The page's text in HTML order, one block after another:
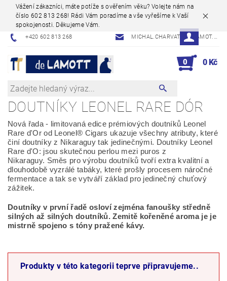
Vážení zákazníci, máte potíže s ověřením věku? Volejte nám na
číslo 602 813 268! Rádi Vám poradíme a vše vyřešíme k Vaší
spokojenosti. Děkujeme Vám.
+420 602 813 268 MICHAL.CHARVAT@DELAMOT.CZ
0 0 Kč
DOUTNÍKY LEONEL RARE DÓR
Nová řada - limitovaná edice prémiových doutníků Leonel
Rare d'Or od Leonel® Cigars ukazuje všechny atributy, které
činí doutníky z Nikaraguy tak jedinečnými. Doutníky Leonel
Rare d'O: jsou skutečnou perlou mezi puros z
Nikaraguy. Směs pro výrobu doutníků tvoří extra kvalitní a
dlouhodobě vyzrálé tabáky, které prošly procesem náročné
fermentace a tak se vytváří základ pro jedinečný chuťový
zážitek.
Doutníky v první řadě osloví zejména fanoušky středně
silných až silných doutníků. Zemitě kořeněné aroma je je
mistrně spojeno s tóny pražené kávy.
Produkty v této kategorii teprve připravujeme..